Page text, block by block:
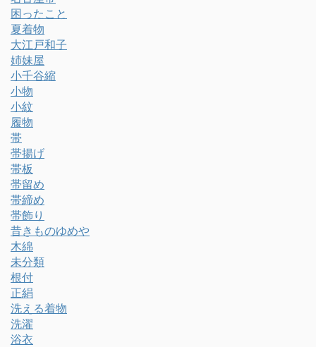
困ったこと
夏着物
大江戸和子
姉妹屋
小千谷縮
小物
小紋
履物
帯
帯揚げ
帯板
帯留め
帯締め
帯飾り
昔きものゆめや
木綿
未分類
根付
正絹
洗える着物
洗濯
浴衣